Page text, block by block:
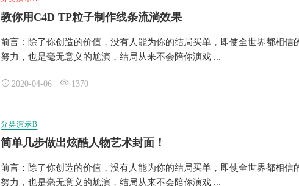
教你用C4D TP粒子制作线条流淌效果
前言：除了你创造的价值，没有人能为你的结局买单，即使全世界都相信
努力，也是毫无意义的尬演，结局从来不会陪你演戏 ...
2020-04-06 1370
分类演示B
简单几步做出炫酷人物艺术封面！
前言：除了你创造的价值，没有人能为你的结局买单，即使全世界都相信
努力，也是毫无意义的尬演，结局从来不会陪你演戏 ...